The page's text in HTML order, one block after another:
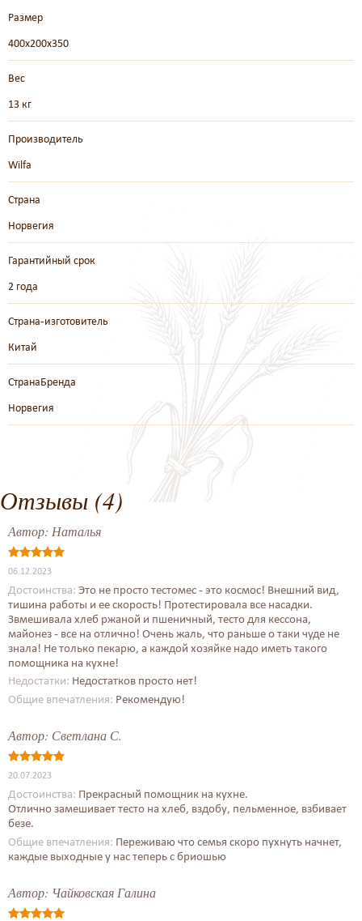
Размер
400х200х350
Вес
13 кг
Производитель
Wilfa
Страна
Норвегия
Гарантийный срок
2 года
Страна-изготовитель
Китай
СтранаБренда
Норвегия
Отзывы (4)
Автор: Наталья
06.12.2023
Достоинства: Это не просто тестомес - это космос! Внешний вид,
тишина работы и ее скорость! Протестировала все насадки.
Звмешивала хлеб ржаной и пшеничный, тесто для кессона,
майонез - все на отлично! Очень жаль, что раньше о таки чуде не
знала! Не только пекарю, а каждой хозяйке надо иметь такого
помощника на кухне!
Недостатки: Недостатков просто нет!
Общие впечатления: Рекомендую!
Автор: Светлана С.
20.07.2023
Достоинства: Прекрасный помощник на кухне.
Отлично замешивает тесто на хлеб, вздобу, пельменное, взбивает
безе.
Общие впечатления: Переживаю что семья скоро пухнуть начнет,
каждые выходные у нас теперь с бриошью
Автор: Чайковская Галина